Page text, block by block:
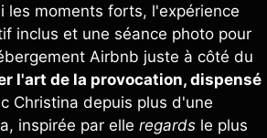
les moments forts, l'expérience
inclus et une séance photo pour
Airbnb juste à côté du
l'art de la provocation, dispensé
Christina depuis plus d'une
inspirée par elle regards le plus